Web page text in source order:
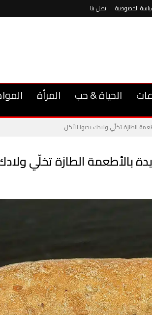
الخصوصية اتصل بنا
الحياة & حب المرأة
الطازة تخلّي ولادك يحبوا الأكل
الطازة تخلّي